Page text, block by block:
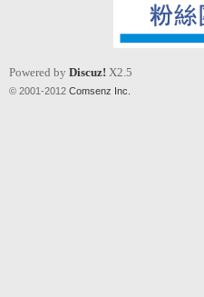
Powered by Discuz! X2.5
© 2001-2012 Comsenz Inc.